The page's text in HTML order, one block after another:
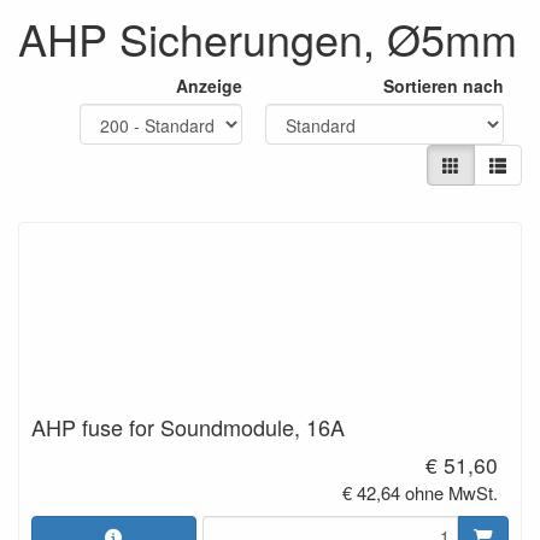
AHP Sicherungen, Ø5mm
Anzeige Sortieren nach
AHP fuse for Soundmodule, 16A
€ 51,60
€ 42,64 ohne MwSt.